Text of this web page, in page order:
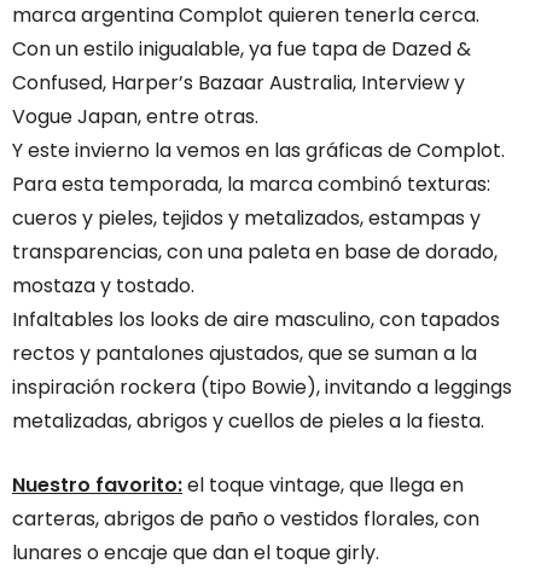
marca argentina Complot quieren tenerla cerca.
Con un estilo inigualable, ya fue tapa de Dazed &
Confused, Harper’s Bazaar Australia, Interview y
Vogue Japan, entre otras.
Y este invierno la vemos en las gráficas de Complot.
Para esta temporada, la marca combinó texturas:
cueros y pieles, tejidos y metalizados, estampas y
transparencias, con una paleta en base de dorado,
mostaza y tostado.
Infaltables los looks de aire masculino, con tapados
rectos y pantalones ajustados, que se suman a la
inspiración rockera (tipo Bowie), invitando a leggings
metalizadas, abrigos y cuellos de pieles a la fiesta.
Nuestro favorito:el toque vintage, que llega en
carteras, abrigos de paño o vestidos florales, con
lunares o encaje que dan el toque girly.